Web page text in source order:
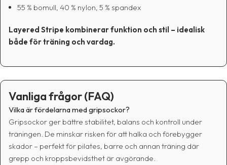
55 % bomull, 40 % nylon, 5 % spandex
Layered Stripe kombinerar funktion och stil – idealisk
både för träning och vardag.
Vanliga frågor (FAQ)
Vilka är fördelarna med gripsockor?
Gripsockor ger bättre stabilitet, balans och kontroll under
träningen. De minskar risken för att halka och förebygger
skador – perfekt för pilates, barre och annan träning där
grepp och kroppsbevidsthet är avgörande.